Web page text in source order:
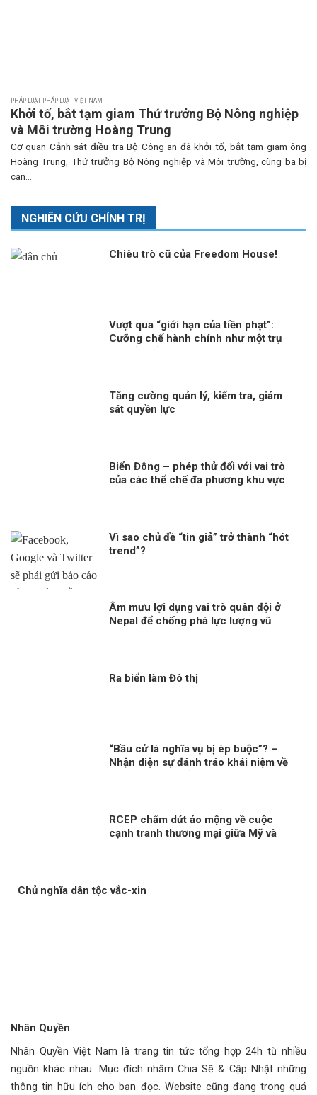
PHÁP LUẬT PHÁP LUẬT VIỆT NAM
Khởi tố, bắt tạm giam Thứ trưởng Bộ Nông nghiệp
và Môi trường Hoàng Trung
Cơ quan Cảnh sát điều tra Bộ Công an đã khởi tố, bắt tạm giam ông
Hoàng Trung, Thứ trưởng Bộ Nông nghiệp và Môi trường, cùng ba bị
can...
NGHIÊN CỨU CHÍNH TRỊ
Chiêu trò cũ của Freedom House!
Vượt qua “giới hạn của tiền phạt”:
Cưỡng chế hành chính như một trụ
Tăng cường quản lý, kiểm tra, giám
sát quyền lực
Biển Đông – phép thử đối với vai trò
của các thể chế đa phương khu vực
Vì sao chủ đề “tin giả” trở thành “hót
trend”?
Âm mưu lợi dụng vai trò quân đội ở
Nepal để chống phá lực lượng vũ
Ra biển làm Đô thị
“Bầu cử là nghĩa vụ bị ép buộc”? –
Nhận diện sự đánh tráo khái niệm về
RCEP chấm dứt ảo mộng về cuộc
cạnh tranh thương mại giữa Mỹ và
Chủ nghĩa dân tộc vắc-xin
Nhân Quyền
Nhân Quyền Việt Nam là trang tin tức tổng hợp 24h từ nhiều
nguồn khác nhau. Mục đích nhằm Chia Sẽ & Cập Nhật những
thông tin hữu ích cho bạn đọc. Website cũng đang trong quá